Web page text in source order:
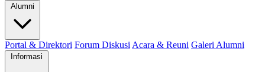
Portal & Direktori Forum Diskusi Acara & Reuni Galeri Alumni